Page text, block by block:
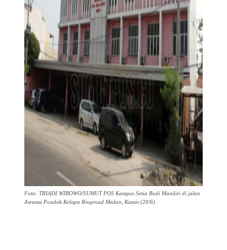
Foto: TRIADI WIBOWO/SUMUT POS Kampus Setia Budi Mandiri di jalan
Asrama Pondok Kelapa Ringroad Medan, Kamis (20/6).